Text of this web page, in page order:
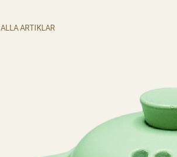
ALLA ARTIKLAR